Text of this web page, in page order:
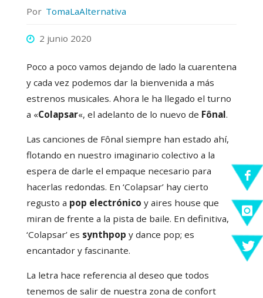
Por TomaLaAlternativa
2 junio 2020
Poco a poco vamos dejando de lado la cuarentena
y cada vez podemos dar la bienvenida a más
estrenos musicales. Ahora le ha llegado el turno
a «Colapsar«, el adelanto de lo nuevo de Fônal.
Las canciones de Fônal siempre han estado ahí,
flotando en nuestro imaginario colectivo a la
espera de darle el empaque necesario para
hacerlas redondas. En ‘Colapsar’ hay cierto
regusto a pop electrónico y aires house que
miran de frente a la pista de baile. En definitiva,
‘Colapsar’ es synthpop y dance pop; es
encantador y fascinante.
La letra hace referencia al deseo que todos
tenemos de salir de nuestra zona de confort